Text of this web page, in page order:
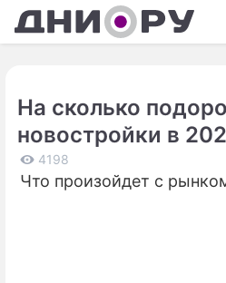
На сколько
новостройки в
4198
Что произойдет с